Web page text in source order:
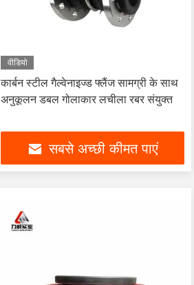
वीडियो
कार्बन स्टील गैल्वेनाइज्ड फ्लैंज सामग्री के साथ
अनुकूलन डबल गोलाकार लचीला रबर संयुक्त
सबसे अच्छी कीमत पाएं